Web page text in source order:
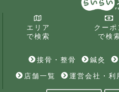
エリア
で検索
クーポ
で検
接骨・整骨 鍼灸
店舗一覧
運営会社・利